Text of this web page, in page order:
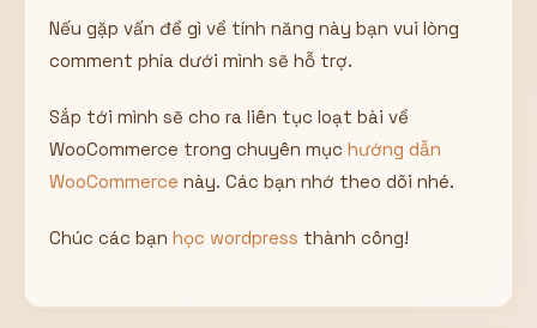
Nếu gặp vấn đề gì về tính năng này bạn vui lòng
comment phía dưới mình sẽ hỗ trợ.
Sắp tới mình sẽ cho ra liên tục loạt bài về
WooCommerce trong chuyên mục hướng dẫn
WooCommerce này. Các bạn nhớ theo dõi nhé.
Chúc các bạn học wordpress thành công!